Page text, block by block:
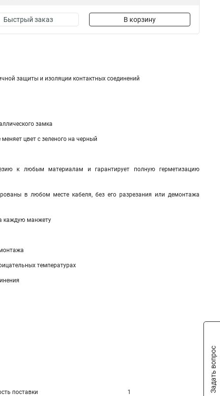
Быстрый заказ В корзину
защиты и изоляции контактных соединений
замка
цвет с зеленого на черный
к любым материалам и гарантирует полную герметизацию
в любом месте кабеля, без его разрезания или демонтажа
каждую манжету
температурах
поставки 1 Задать вопрос